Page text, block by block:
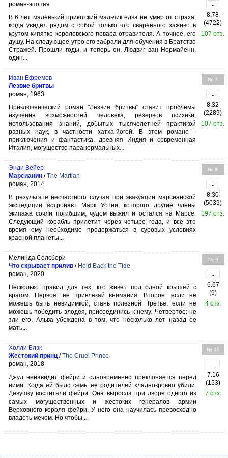
роман-эпопея
В 6 лет маленький приютский мальчик едва не умер от страха,
когда увидел рядом с собой только что сваренного заживо в
крутом кипятке королевского повара-отравителя. А точнее, его
душу. На следующее утро его забрали для обучения в Братство
Стражей. Прошли годы, и теперь он, Людвиг ван Нормайенн,
один...
-
8.78
(4722)
107 отз.
Иван Ефремов
Лезвие бритвы
роман, 1963
Приключенческий роман "Лезвие бритвы" ставит проблемы
изучения возможностей человека, резервов психики,
использования знаний, добытых тысячелетней практикой
разных наук, в частности хатха-йогой. В этом романе -
приключения и фантастика, древняя Индия и современная
Италия, могущество паранормальных...
№ 7
-
8.32
(2289)
107 отз.
Энди Вейер
Марсианин /The Martian
роман, 2014
В результате несчастного случая при эвакуации марсианской
экспедиции астронавт Марк Уотни, которого другие члены
экипажа сочли погибшим, чудом выжил и остался на Марсе.
Следующий корабль прилетит через четыре года, и всё это
время ему необходимо продержаться в суровых условиях
красной планеты...
№ 8
-
8.30
(5039)
197 отз.
Мелинда Солсбери
Что скрывает прилив / Hold Back the Tide
роман, 2020
Несколько правил для тех, кто живет под одной крышей с
врагом. Первое: не привлекай внимания. Второе: если не
можешь быть невидимкой, стань полезной. Третье: если не
можешь победить злодея, присоединись к нему. Четвертое: не
зли его. Альва убеждена в том, что несколько лет назад ее
мать...
№ 9
-
6.67
(9)
4 отз.
Холли Блэк
Жестокий принц/The Cruel Prince
роман, 2018
Джуд ненавидит фейри и одновременно преклоняется перед
ними. Когда ей было семь, ее родителей хладнокровно убили.
Девушку воспитали фейри. Она выросла при дворе одного из
самых могущественных и жестоких генералов армии
Верховного короля фейри. У него она научилась превосходно
владеть мечом. Но чтобы...
№ 10
-
7.16
(153)
7 отз.